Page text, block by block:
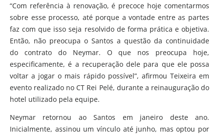
“Com referência à renovação, é precoce hoje comentarmos
sobre esse processo, até porque a vontade entre as partes
faz com que isso seja resolvido de forma prática e objetiva.
Então, não preocupa o Santos a questão da continuidade
do contrato do Neymar. O que nos preocupa hoje,
especificamente, é a recuperação dele para que ele possa
voltar a jogar o mais rápido possível”, afirmou Teixeira em
evento realizado no CT Rei Pelé, durante a reinauguração do
hotel utilizado pela equipe.
Neymar retornou ao Santos em janeiro deste ano.
Inicialmente, assinou um vínculo até junho, mas optou por